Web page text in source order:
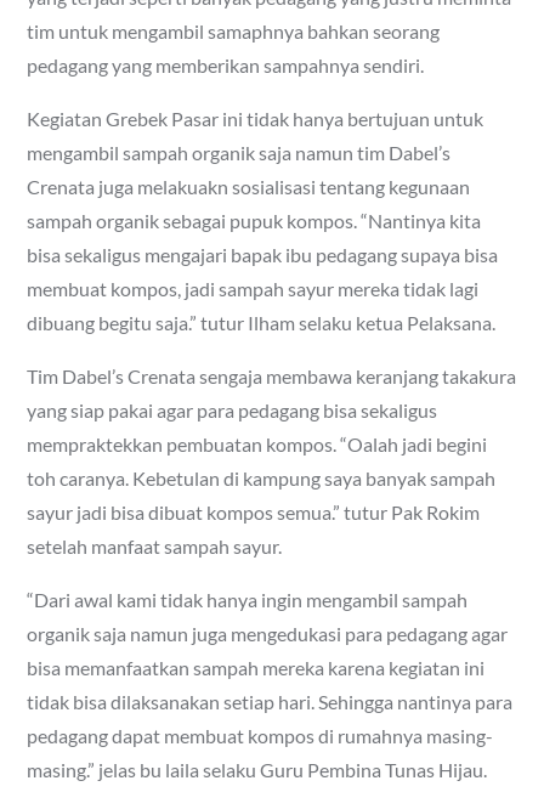
tim untuk mengambil samaphnya bahkan seorang
pedagang yang memberikan sampahnya sendiri.
Kegiatan Grebek Pasar ini tidak hanya bertujuan untuk
mengambil sampah organik saja namun tim Dabel’s
Crenata juga melakuakn sosialisasi tentang kegunaan
sampah organik sebagai pupuk kompos. “Nantinya kita
bisa sekaligus mengajari bapak ibu pedagang supaya bisa
membuat kompos, jadi sampah sayur mereka tidak lagi
dibuang begitu saja.” tutur Ilham selaku ketua Pelaksana.
Tim Dabel’s Crenata sengaja membawa keranjang takakura
yang siap pakai agar para pedagang bisa sekaligus
mempraktekkan pembuatan kompos. “Oalah jadi begini
toh caranya. Kebetulan di kampung saya banyak sampah
sayur jadi bisa dibuat kompos semua.” tutur Pak Rokim
setelah manfaat sampah sayur.
“Dari awal kami tidak hanya ingin mengambil sampah
organik saja namun juga mengedukasi para pedagang agar
bisa memanfaatkan sampah mereka karena kegiatan ini
tidak bisa dilaksanakan setiap hari. Sehingga nantinya para
pedagang dapat membuat kompos di rumahnya masing-
masing.” jelas bu laila selaku Guru Pembina Tunas Hijau.